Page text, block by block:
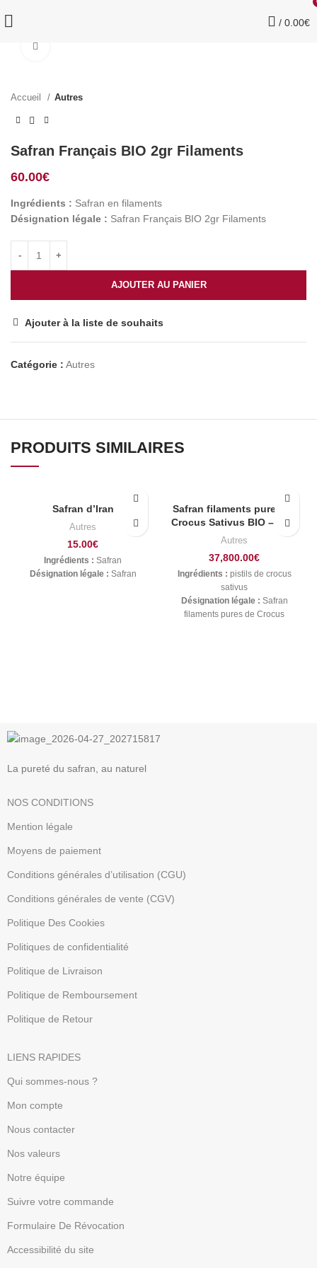
/ 0.00€
Accueil Autres
Safran Français BIO 2gr Filaments
60.00€
Ingrédients : Safran en filaments
Désignation légale : Safran Français BIO 2gr Filaments
AJOUTER AU PANIER
Ajouter à la liste de souhaits
Catégorie : Autres
PRODUITS SIMILAIRES
Safran d’Iran
Autres
15.00€
Ingrédients : Safran
Désignation légale : Safran
Safran filaments pures de
Crocus Sativus BIO – 1 kg
Autres
37,800.00€
Ingrédients : pistils de crocus
sativus
Désignation légale : Safran
filaments pures de Crocus
La pureté du safran, au naturel
NOS CONDITIONS
Mention légale
Moyens de paiement
Conditions générales d’utilisation (CGU)
Conditions générales de vente (CGV)
Politique Des Cookies
Politiques de confidentialité
Politique de Livraison
Politique de Remboursement
Politique de Retour
LIENS RAPIDES
Qui sommes-nous ?
Mon compte
Nous contacter
Nos valeurs
Notre équipe
Suivre votre commande
Formulaire De Révocation
Accessibilité du site